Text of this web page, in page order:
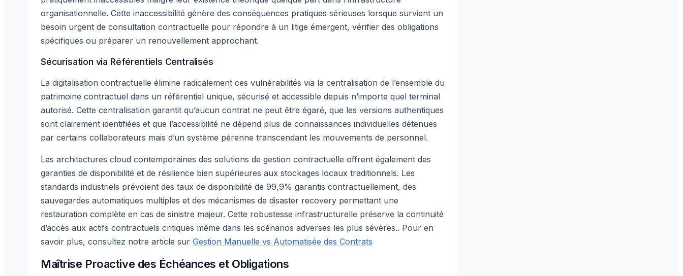
organisationnelle. Cette inaccessibilité génère des conséquences pratiques sérieuses lorsque survient un
besoin urgent de consultation contractuelle pour répondre à un litige émergent, vérifier des obligations
spécifiques ou préparer un renouvellement approchant.
Sécurisation via Référentiels Centralisés
La digitalisation contractuelle élimine radicalement ces vulnérabilités via la centralisation de l’ensemble du
patrimoine contractuel dans un référentiel unique, sécurisé et accessible depuis n’importe quel terminal
autorisé. Cette centralisation garantit qu’aucun contrat ne peut être égaré, que les versions authentiques
sont clairement identifiées et que l’accessibilité ne dépend plus de connaissances individuelles détenues
par certains collaborateurs mais d’un système pérenne transcendant les mouvements de personnel.
Les architectures cloud contemporaines des solutions de gestion contractuelle offrent également des
garanties de disponibilité et de résilience bien supérieures aux stockages locaux traditionnels. Les
standards industriels prévoient des taux de disponibilité de 99,9% garantis contractuellement, des
sauvegardes automatiques multiples et des mécanismes de disaster recovery permettant une
restauration complète en cas de sinistre majeur. Cette robustesse infrastructurelle préserve la continuité
d’accès aux actifs contractuels critiques même dans les scénarios adverses les plus sévères.. Pour en
savoir plus, consultez notre article sur Gestion Manuelle vs Automatisée des Contrats
Maîtrise Proactive des Échéances et Obligations